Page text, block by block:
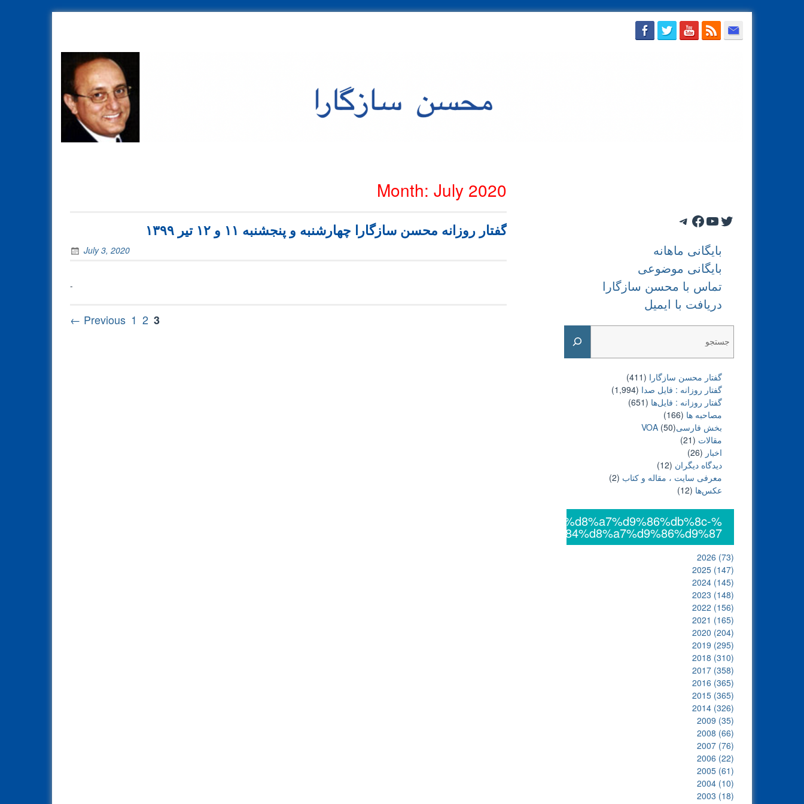
محسن
سازگارا
Month: July 2020
گفتار روزانه محسن سازگارا چهارشنبه و پنجشنبه ۱۱ و ۱۲ تیر ۱۳۹۹
July 3, 2020
-
Posts
← Previous Page
1 Page
2 Page
3
Telegram Facebook YouTube Twitter
بایگانی ماهانه
بایگانی موضوعی
تماس با محسن سازگارا
دریافت با ایمیل
گفتار محسن سازگارا (411)
گفتار روزانه : فایل‌ صدا (1,994)
گفتار روزانه : فایل‌ها (651)
مصاحبه ها (166)
بخش فارسیVOA(50)
مقالات (21)
اخبار (26)
دیدگاه دیگران (12)
معرفی سایت ، مقاله و کتاب (2)
عکس‌ها (12)
%d8%a8%d8%a7%db%8c%da%af%d8%a7%d9%86%db%8c-
%d8%b3%d8%a7%d9%84%d8%a7%d9%86%d9%87
2026 (73)
2025 (147)
2024 (145)
2023 (148)
2022 (156)
2021 (165)
2020 (204)
2019 (295)
2018 (310)
2017 (358)
2016 (365)
2015 (365)
2014 (326)
2009 (35)
2008 (66)
2007 (76)
2006 (22)
2005 (61)
2004 (10)
2003 (18)